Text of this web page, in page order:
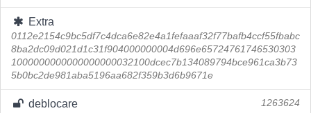
Extra
0112e2154c9bc5df7c4dca6e82e4a1fefaaaf32f77bafb4ccf55fbabc
8ba2dc09d021d1c31f904000000004d696e65724761746530303
1000000000000000000032100dcec7b134089794bce961ca3b73
5b0bc2de981aba5196aa682f359b3d6b9671e
deblocare 1263624